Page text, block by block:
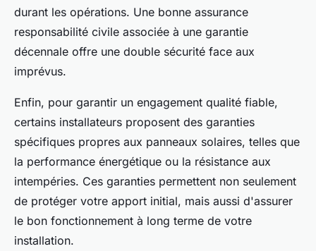
durant les opérations. Une bonne assurance
responsabilité civile associée à une garantie
décennale offre une double sécurité face aux
imprévus.
Enfin, pour garantir un engagement qualité fiable,
certains installateurs proposent des garanties
spécifiques propres aux panneaux solaires, telles que
la performance énergétique ou la résistance aux
intempéries. Ces garanties permettent non seulement
de protéger votre apport initial, mais aussi d'assurer
le bon fonctionnement à long terme de votre
installation.